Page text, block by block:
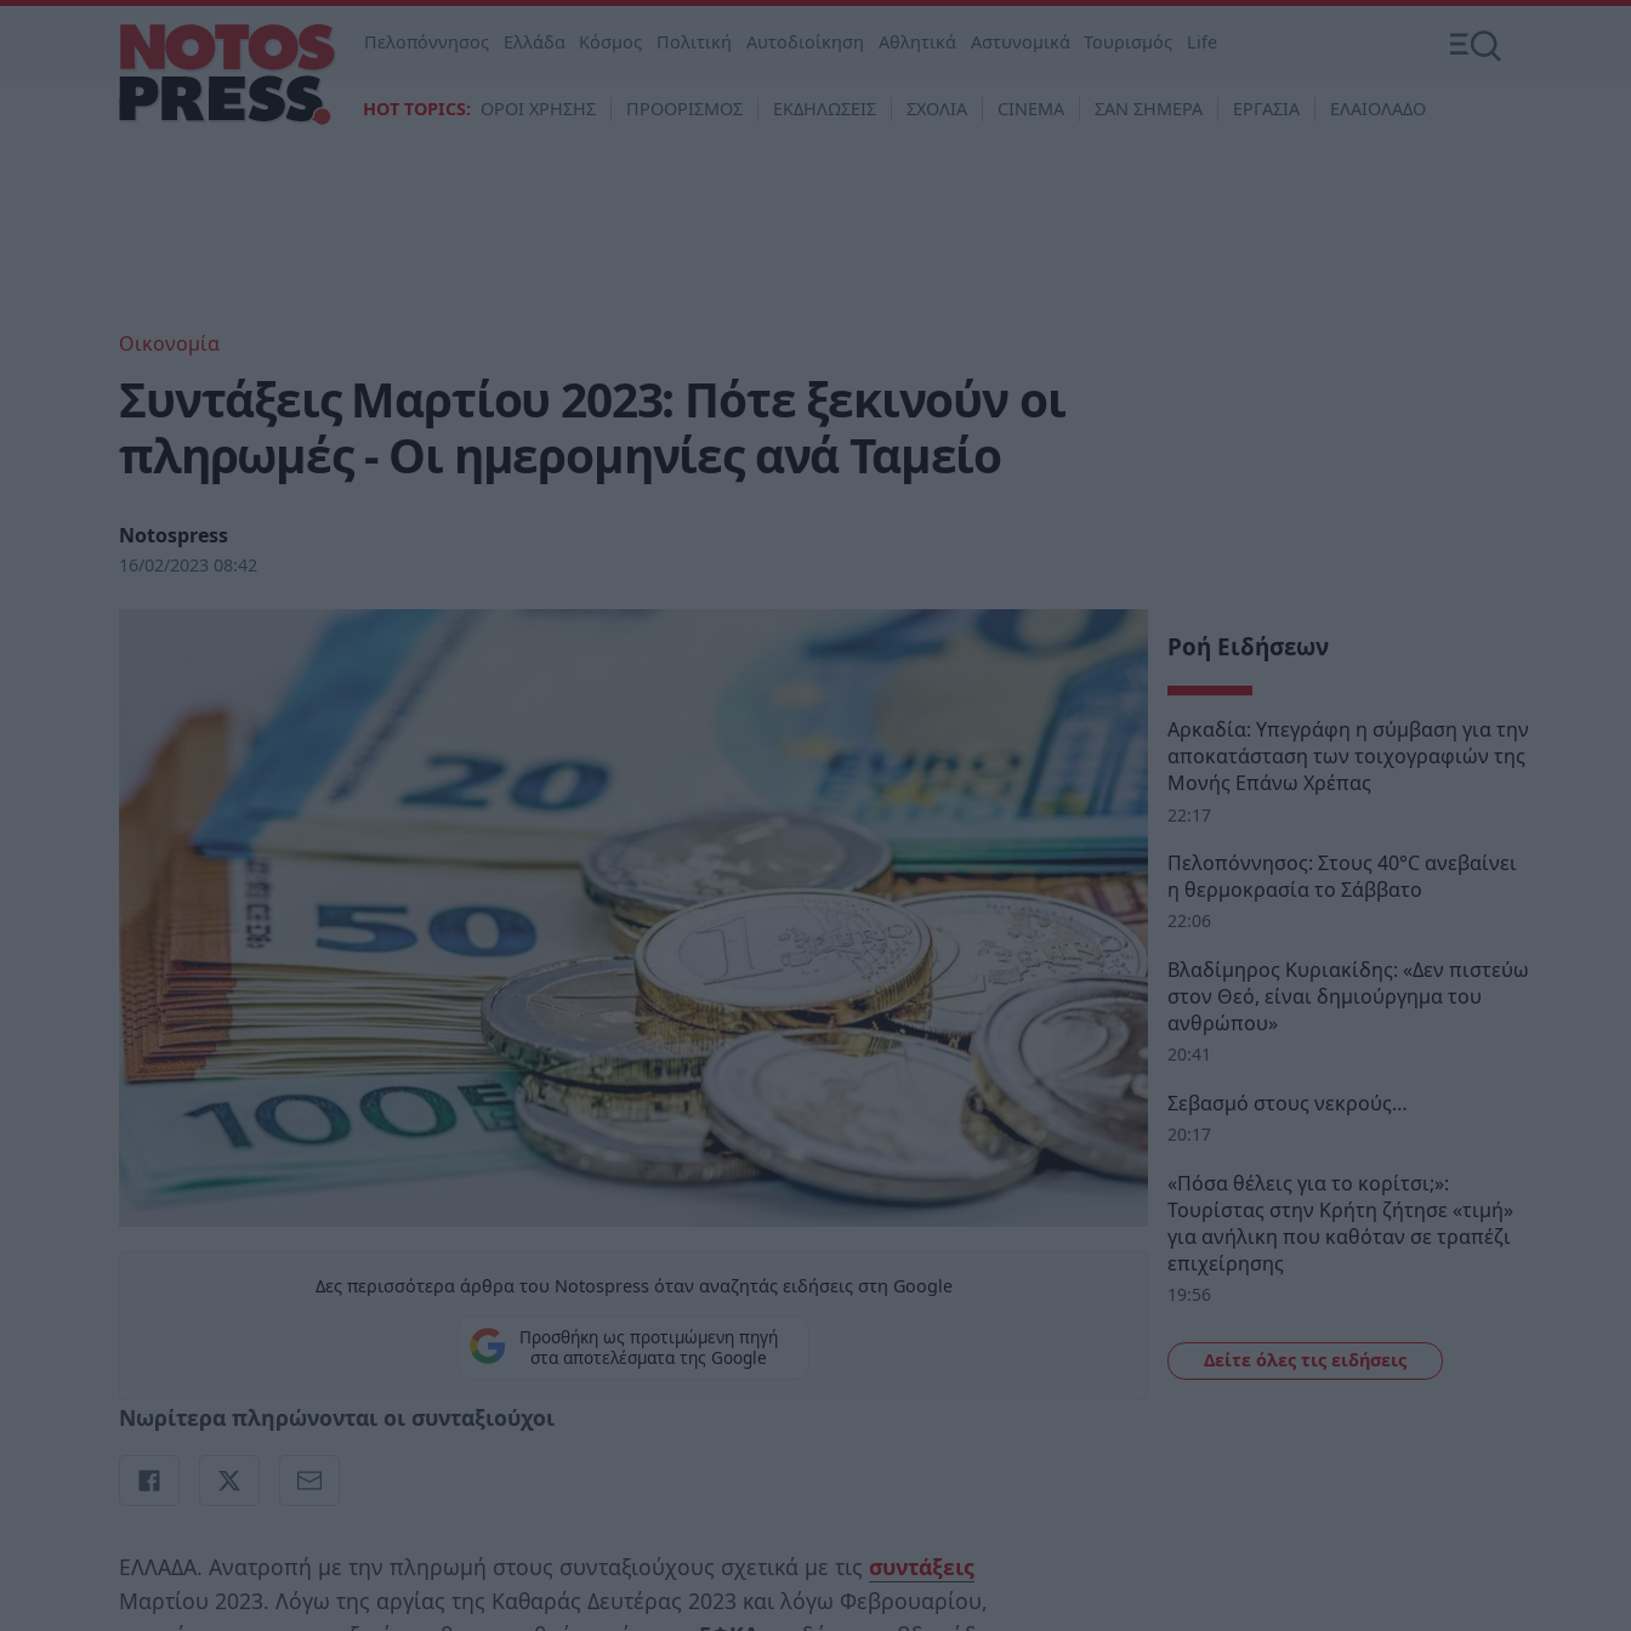
Πελοπόννησος Ελλάδα Κόσμος Πολιτική Αυτοδιοίκηση Αθλητικά Αστυνομικά Τουρισμός Life
HOT TOPICS: ΟΡΟΙ ΧΡΗΣΗΣ ΠΡΟΟΡΙΣΜΟΣ ΕΚΔΗΛΩΣΕΙΣ ΣΧΟΛΙΑ CINEMA ΣΑΝ ΣΗΜΕΡΑ ΕΡΓΑΣΙΑ ΕΛΑΙΟΛΑΔΟ
Οικονομία
Συντάξεις Μαρτίου 2023: Πότε ξεκινούν οι
πληρωμές - Οι ημερομηνίες ανά Ταμείο
Notospress
16/02/2023 08:42
Δες περισσότερα άρθρα του Notospress όταν αναζητάς ειδήσεις στη Google
Προσθήκη ως προτιμώμενη πηγή
στα αποτελέσματα της Google
Νωρίτερα πληρώνονται οι συνταξιούχοι
ΕΛΛΑΔΑ. Ανατροπή με την πληρωμή στους συνταξιούχους σχετικά με τις συντάξεις
Μαρτίου 2023. Λόγω της αργίας της Καθαράς Δευτέρας 2023 και λόγω Φεβρουαρίου,
Ροή Ειδήσεων
Αρκαδία: Υπεγράφη η σύμβαση για την
αποκατάσταση των τοιχογραφιών της
Μονής Επάνω Χρέπας
22:17
Πελοπόννησος: Στους 40°C ανεβαίνει
η θερμοκρασία το Σάββατο
22:06
Βλαδίμηρος Κυριακίδης: «Δεν πιστεύω
στον Θεό, είναι δημιούργημα του
ανθρώπου»
20:41
Σεβασμό στους νεκρούς…
20:17
«Πόσα θέλεις για το κορίτσι;»:
Τουρίστας στην Κρήτη ζήτησε «τιμή»
για ανήλικη που καθόταν σε τραπέζι
επιχείρησης
19:56
Δείτε όλες τις ειδήσεις